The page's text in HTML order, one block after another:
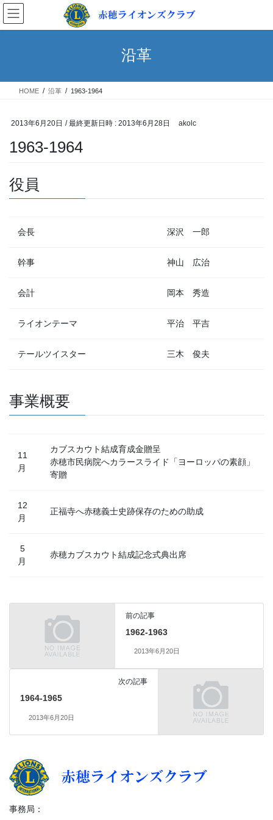
コ
ン
テ
ス
ナ
ビ
ゲ
ン
沿革
HOME 沿革 1963-1964
2013年6月20日 / 最終更新日時 : 2013年6月28日 akolc
1963-1964
役員
会長 深沢 一郎
幹事 神山 広治
会計 岡本 秀造
ライオンテーマ 平治 平吉
テールツイスター 三木 俊夫
事業概要
11
月
カブスカウト結成育成金贈呈
赤穂市民病院へカラースライド「ヨーロッパの素顔」
寄贈
12
月
正福寺へ赤穂義士史跡保存のための助成
5
月
赤穂カブスカウト結成記念式典出席
前の記事
1962-1963
2013年6月20日
次の記事
1964-1965
2013年6月20日
事務局：